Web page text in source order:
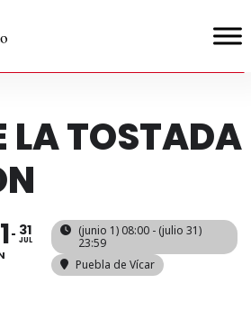
LA TOSTADA
31
JUL
(junio 1) 08:00 - (julio 31)
23:59
Puebla de Vícar